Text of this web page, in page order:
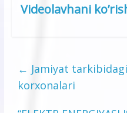
Videolavhani
← Jamiyat
korxonalari